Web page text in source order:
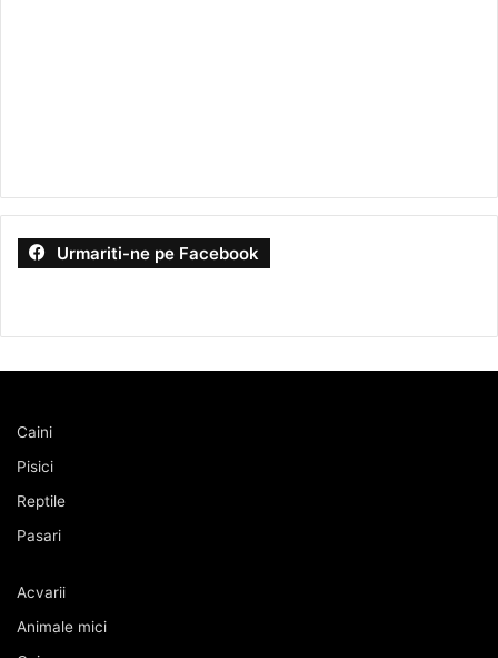
Urmariti-ne pe Facebook
Caini
Pisici
Reptile
Pasari
Acvarii
Animale mici